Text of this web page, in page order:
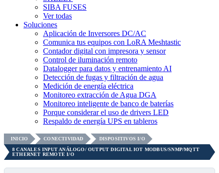
SIBA FUSES
Ver todas
Soluciones
Aplicación de Inversores DC/AC
Comunica tus equipos con LoRA Meshtastic
Contador digital con impresora y sensor
Control de iluminación remoto
Datalogger para datos y entrenamiento AI
Detección de fugas y filtración de agua
Medición de energía eléctrica
Monitoreo extracción de Agua DGA
Monitoreo inteligente de banco de baterías
Porque considerar el uso de drivers LED
Respaldo de energía UPS en tableros
INICIO CONECTIVIDAD
DISPOSITIVOS I/O
8 CANALES INPUT ANÁLOGO/ OUTPUT DIGITAL IOT MODBUS/SNMP/MQTT
ETHERNET REMOTE I/O